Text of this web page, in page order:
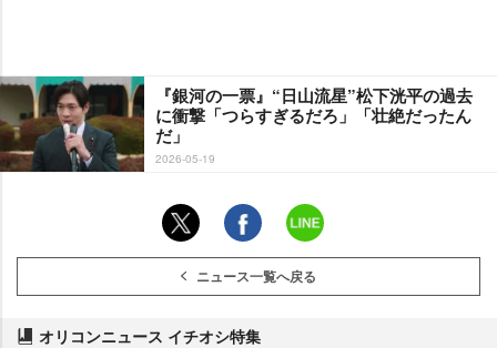
『銀河の一票』“日山流星”松下洸平の過去
に衝撃「つらすぎるだろ」「壮絶だったん
だ」
2026-05-19
ニュース一覧へ戻る
オリコンニュース イチオシ特集